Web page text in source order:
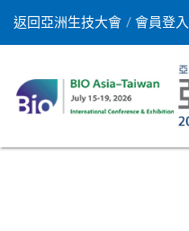
返回亞洲生技大會 會員登入